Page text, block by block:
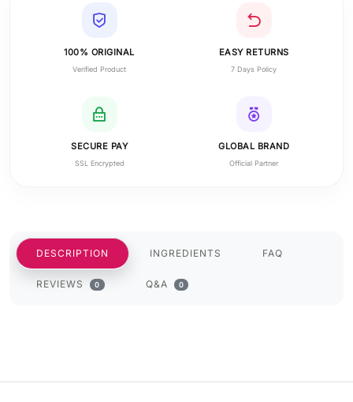
100% ORIGINAL
Verified Product
EASY RETURNS
7 Days Policy
SECURE PAY
SSL Encrypted
GLOBAL BRAND
Official Partner
DESCRIPTION INGREDIENTS FAQ
REVIEWS 0 Q&A 0